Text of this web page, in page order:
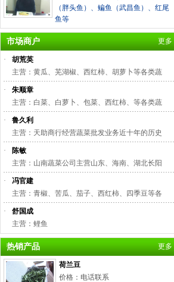
（胖头鱼）、鳊鱼（武昌鱼）、红尾
鱼等
市场商户 更多
·
胡荒英
主营：黄瓜、芜湖椒、西红柿、胡萝卜等各类蔬
·
朱顺章
主营：白菜、白萝卜、包菜、西红柿、等各类蔬
·
鲁久利
主营：天助商行经营蔬菜批发业务近十年的历史
·
陈敏
主营：山南蔬菜公司主营山东、海南、湖北长阳
·
冯官建
主营：青椒、苦瓜、茄子、西红柿、四季豆等各
·
舒国成
主营：鲤鱼
热销产品 更多
荷兰豆
价格：电话联系